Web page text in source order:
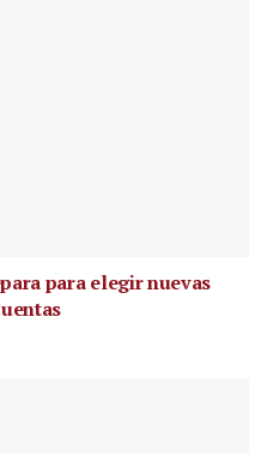
para elegir nuevas